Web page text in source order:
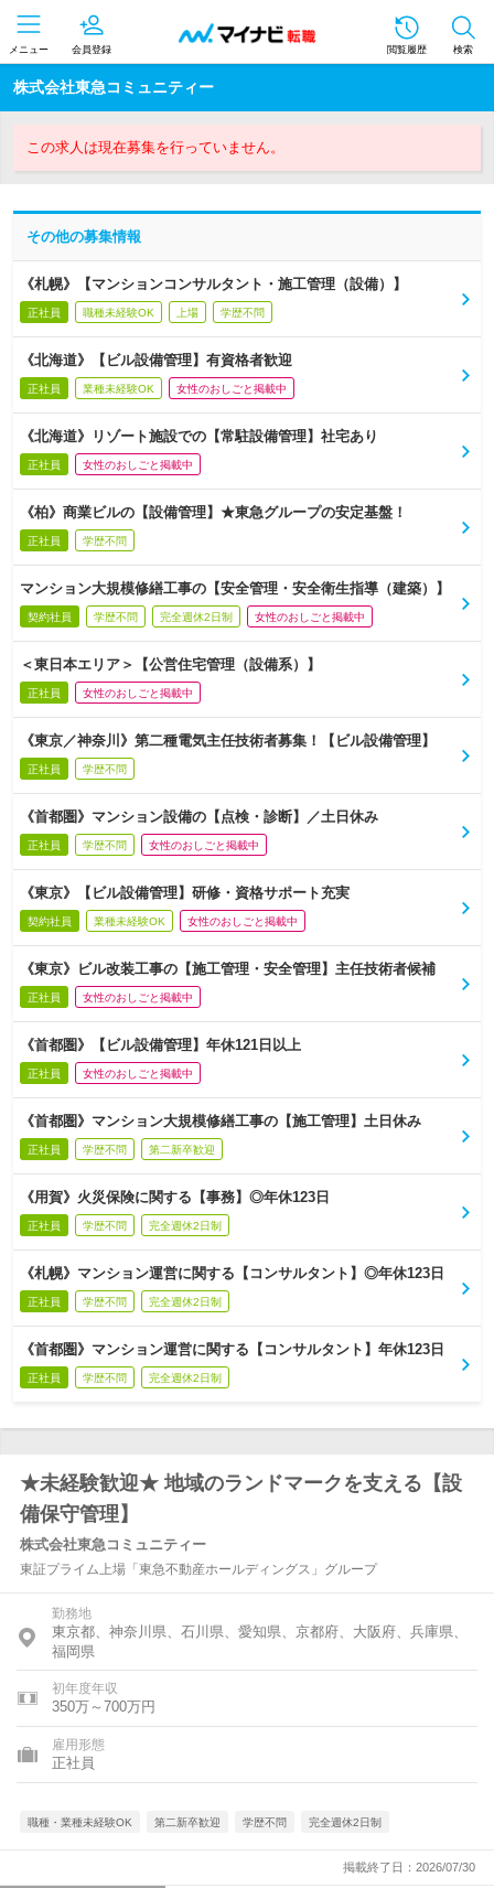
メニュー 会員登録 閲覧履歴 検索
株式会社東急コミュニティー
この求人は現在募集を行っていません。
その他の募集情報
《札幌》【マンションコンサルタント・施工管理（設備）】
正社員 職種未経験OK 上場 学歴不問
《北海道》【ビル設備管理】有資格者歓迎
正社員 業種未経験OK 女性のおしごと掲載中
《北海道》リゾート施設での【常駐設備管理】社宅あり
正社員 女性のおしごと掲載中
《柏》商業ビルの【設備管理】★東急グループの安定基盤！
正社員 学歴不問
マンション大規模修繕工事の【安全管理・安全衛生指導（建築）】
契約社員 学歴不問 完全週休2日制 女性のおしごと掲載中
＜東日本エリア＞【公営住宅管理（設備系）】
正社員 女性のおしごと掲載中
《東京／神奈川》第二種電気主任技術者募集！【ビル設備管理】
正社員 学歴不問
《首都圏》マンション設備の【点検・診断】／土日休み
正社員 学歴不問 女性のおしごと掲載中
《東京》【ビル設備管理】研修・資格サポート充実
契約社員 業種未経験OK 女性のおしごと掲載中
《東京》ビル改装工事の【施工管理・安全管理】主任技術者候補
正社員 女性のおしごと掲載中
《首都圏》【ビル設備管理】年休121日以上
正社員 女性のおしごと掲載中
《首都圏》マンション大規模修繕工事の【施工管理】土日休み
正社員 学歴不問 第二新卒歓迎
《用賀》火災保険に関する【事務】◎年休123日
正社員 学歴不問 完全週休2日制
《札幌》マンション運営に関する【コンサルタント】◎年休123日
正社員 学歴不問 完全週休2日制
《首都圏》マンション運営に関する【コンサルタント】年休123日
正社員 学歴不問 完全週休2日制
★未経験歓迎★ 地域のランドマークを支える【設
備保守管理】
株式会社東急コミュニティー
東証プライム上場「東急不動産ホールディングス」グループ
勤務地
東京都、神奈川県、石川県、愛知県、京都府、大阪府、兵庫県、
福岡県
初年度年収
350万～700万円
雇用形態
正社員
職種・業種未経験OK 第二新卒歓迎 学歴不問 完全週休2日制
掲載終了日：2026/07/30